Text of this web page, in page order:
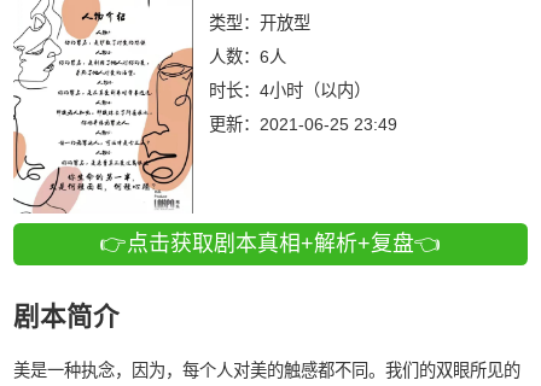
类型： 开放型
人数： 6人
时长： 4小时（以内）
更新： 2021-06-25 23:49
👉点击获取剧本真相+解析+复盘👈
剧本简介
美是一种执念，因为，每个人对美的触感都不同。我们的双眼所见的